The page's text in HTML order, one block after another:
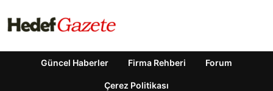
Güncel Haberler Firma Rehberi Forum
Çerez Politikası